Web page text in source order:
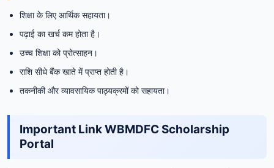
शिक्षा के लिए आर्थिक सहायता।
पढ़ाई का खर्च कम होता है।
उच्च शिक्षा को प्रोत्साहन।
राशि सीधे बैंक खाते में प्राप्त होती है।
तकनीकी और व्यावसायिक पाठ्यक्रमों को सहायता।
Important Link WBMDFC Scholarship
Portal